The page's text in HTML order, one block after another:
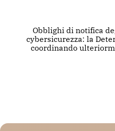
Obblighi di notifica
cybersicurezza: la
coordinando